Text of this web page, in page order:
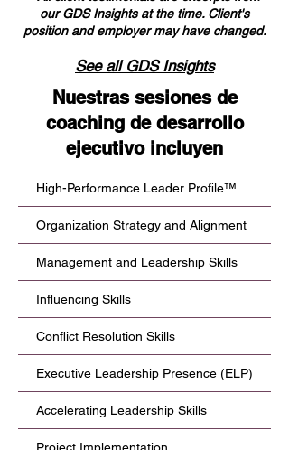
our GDS Insights at the time. Client's
position and employer may have changed.
See all GDS Insights
Nuestras sesiones de
coaching de desarrollo
ejecutivo incluyen
High-Performance Leader Profile™
Organization Strategy and Alignment
Management and Leadership Skills
Influencing Skills
Conflict Resolution Skills
Executive Leadership Presence (ELP)
Accelerating Leadership Skills
Project Implementation